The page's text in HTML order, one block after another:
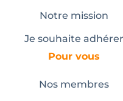
Notre mission
Je souhaite adhérer
Pour vous
Nos membres